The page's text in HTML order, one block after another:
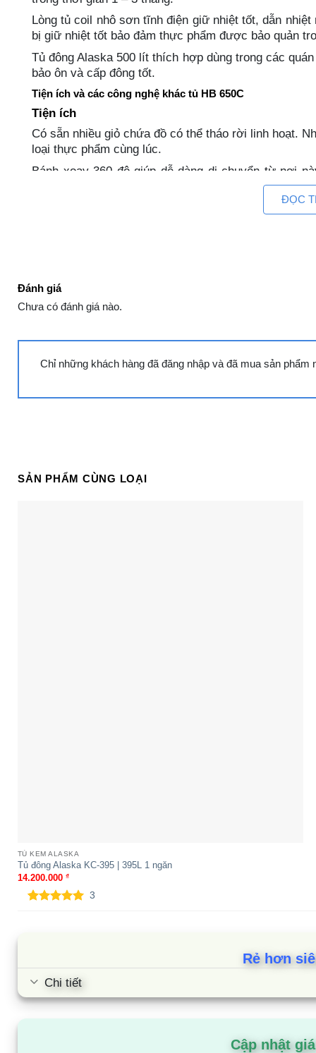
Lòng tủ coil nhô sơn tĩnh điện giữ nhiệt tốt, dẫn
bị giữ nhiệt tốt bảo đảm thực phẩm được bảo quản
Tủ đông Alaska 500 lít thích hợp dùng trong các
bảo ôn và cấp đông tốt.
Tiện ích và các công nghệ khác tủ HB 650C
Tiện ích
Có sẵn nhiều giỏ chứa đồ có thể tháo rời linh hoạt.
loại thực phẩm cùng lúc.
Bánh xoay 360 độ giúp dễ dàng di chuyển từ nơi
không lo việc bị gãy hỏng trong quá trình sử dụng,
Lỗ thoát nước nằm dưới đáy tủ, khi xả đông chỉ
Dàn lạnh được làm từ đồng nên tính dẫn nhiệt tốt.
dài tuổi thọ phù hợp nhu cầu sử dụng bảo quản
Cùng Chủ Đề:
Tủ đông Alaska FCA-4600CI | 267L
1 ngăn 2 cánh inverter
ĐỌC
Đánh giá
Chưa có đánh giá nào.
Chỉ những khách hàng đã đăng nhập và đã mua sản phẩm
SẢN PHẨM CÙNG LOẠI
TỦ KEM ALASKA
Tủ đông Alaska KC-395 | 395L 1 ngăn
14.200.000 ₫
3
Rẻ hơn
Chi tiết
Cập nhật